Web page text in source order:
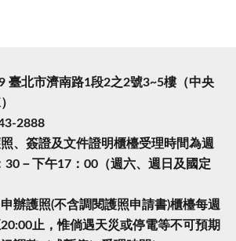
臺北市濟南路1段2之2號3~5樓（中央
2888
、簽證及文件證明櫃檯受理時間為週
30－下午17：00（週六、週日及國定
辦護照(不含調閱護照申請書)櫃檯每週
止，惟倘遇天災或停電等不可預期